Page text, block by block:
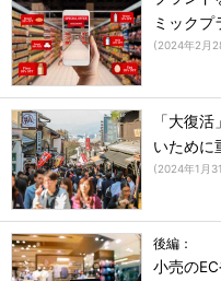
ミックプ
(2024年2月
「大復
いために
(2024年1月
後編：
小売の